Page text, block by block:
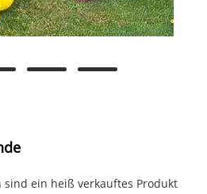
ein heiß verkauftes Produkt